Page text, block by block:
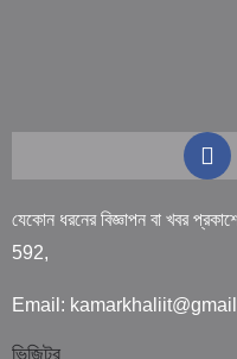
যেকোন ধরনের বিজ্ঞাপন বা খবর
592,
Email:
ভিজিটর